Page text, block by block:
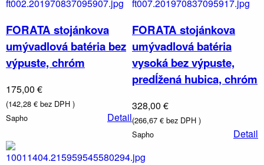
Nábytok,
FORATA stojánkova
umývadlová batéria bez
výpuste, chróm
175,00 €
(142,28 € bez DPH )
Sapho
Detail
FORATA stojánkova
umývadlová batéria
vysoká bez výpuste,
predĺžená hubica, chróm
328,00 €
(266,67 € bez DPH )
Sapho
Detail